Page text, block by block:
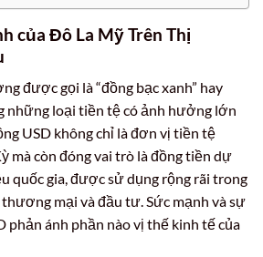
của Đô La Mỹ Trên Thị
được gọi là “đồng bạc xanh” hay
những loại tiền tệ có ảnh hưởng lớn
USD không chỉ là đơn vị tiền tệ
mà còn đóng vai trò là đồng tiền dự
quốc gia, được sử dụng rộng rãi trong
thương mại và đầu tư. Sức mạnh và sự
phản ánh phần nào vị thế kinh tế của